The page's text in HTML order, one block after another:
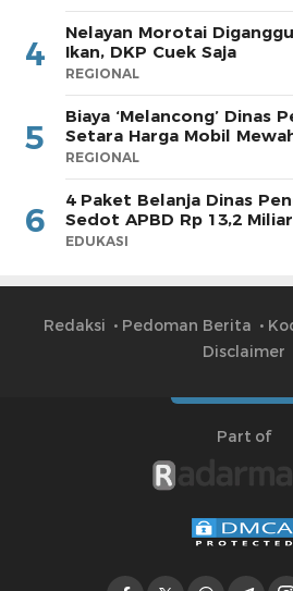
4
Nelayan Morotai
Ikan, DKP Cuek Saja
REGIONAL
5
Biaya ‘Melancong’ Dinas
Setara Harga Mobil
REGIONAL
6
4 Paket Belanja Dinas
Sedot APBD Rp 13,2 Miliar
EDUKASI
Redaksi Pedoman Berita
Disclaimer
Part of